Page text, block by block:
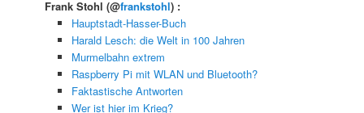
Frank Stohl(@frankstohl) :
Hauptstadt-Hasser-Buch
Harald Lesch: die Welt in 100 Jahren
Murmelbahn extrem
Raspberry Pi mit WLAN und Bluetooth?
Faktastische Antworten
Wer ist hier im Krieg?